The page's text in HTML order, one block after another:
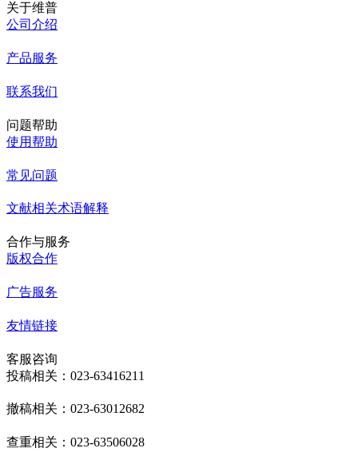
关于维普
公司介绍
产品服务
联系我们
问题帮助
使用帮助
常见问题
文献相关术语解释
合作与服务
版权合作
广告服务
友情链接
客服咨询
投稿相关：023-63416211
撤稿相关：023-63012682
查重相关：023-63506028